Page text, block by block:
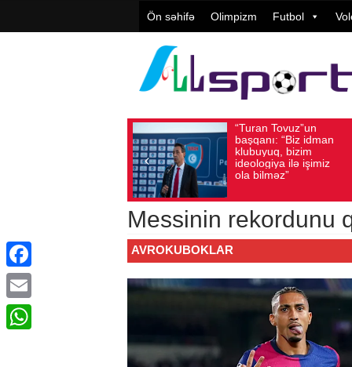
Ön səhifə Olimpizm Futbol
başqanı: “Biz idman
klubuyuq, bizim
ideologiya ilə işimiz
ola bilməz”
Vüqar
yüksək
Avqust 05, 2026
Messinin rekordunu
AVROKUBOKLAR
Facebook
Email